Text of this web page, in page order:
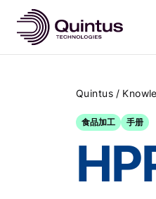
Quintus /
食品加工 手册